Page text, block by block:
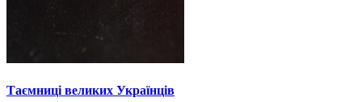
Таємниці великих Українців